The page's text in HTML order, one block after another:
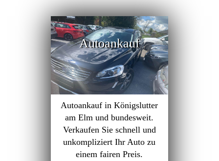
Autoankauf
Autoankauf in Königslutter
am Elm und bundesweit.
Verkaufen Sie schnell und
unkompliziert Ihr Auto zu
einem fairen Preis.